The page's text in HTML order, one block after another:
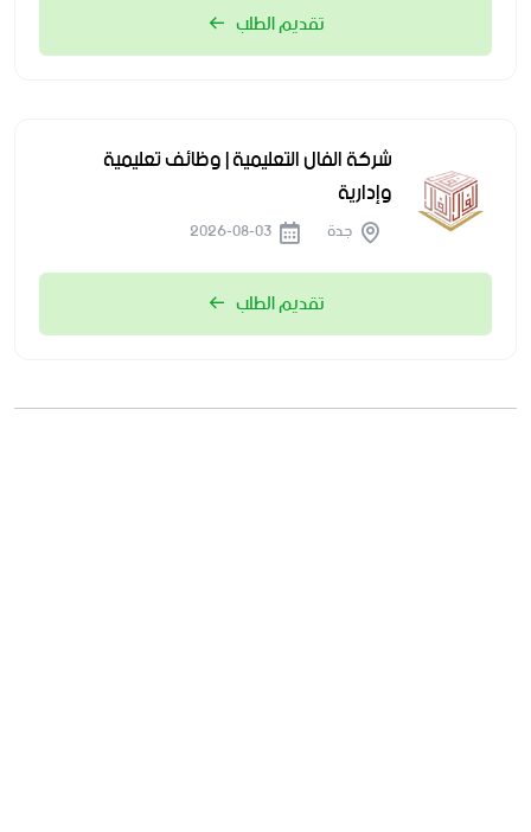
تقديم الطلب
شركة الفال التعليمية | وظائف تعليمية
وإدارية
جدة
تقديم الطلب